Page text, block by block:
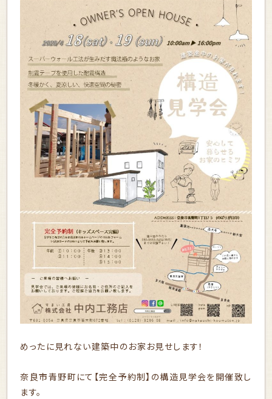
めったに見れない建築中のお家お見せします！
奈良市青野町にて【完全予約制】の構造見学会を開催致し
ます。